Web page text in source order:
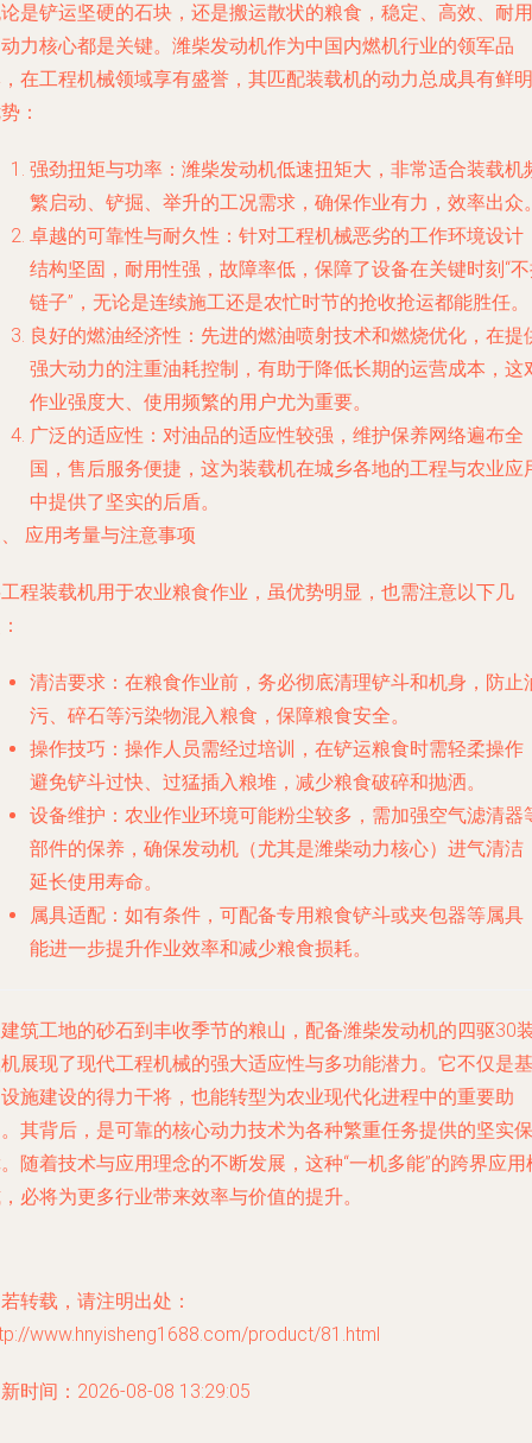
是铲运坚硬的石块，还是搬运散状的粮食，稳定、高效、耐用
力核心都是关键。潍柴发动机作为中国内燃机行业的领军品
在工程机械领域享有盛誉，其匹配装载机的动力总成具有鲜明
：
强劲扭矩与功率 ：潍柴发动机低速扭矩大，非常适合装载机
繁启动、铲掘、举升的工况需求，确保作业有力，效率出众
卓越的可靠性与耐久性 ：针对工程机械恶劣的工作环境设计
结构坚固，耐用性强，故障率低，保障了设备在关键时刻“
链子”，无论是连续施工还是农忙时节的抢收抢运都能胜任。
良好的燃油经济性 ：先进的燃油喷射技术和燃烧优化，在提
强大动力的注重油耗控制，有助于降低长期的运营成本，这
作业强度大、使用频繁的用户尤为重要。
广泛的适应性 ：对油品的适应性较强，维护保养网络遍布全
国，售后服务便捷，这为装载机在城乡各地的工程与农业应
中提供了坚实的后盾。
应用考量与注意事项
程装载机用于农业粮食作业，虽优势明显，也需注意以下几
清洁要求 ：在粮食作业前，务必彻底清理铲斗和机身，防止
污、碎石等污染物混入粮食，保障粮食安全。
操作技巧 ：操作人员需经过培训，在铲运粮食时需轻柔操作
避免铲斗过快、过猛插入粮堆，减少粮食破碎和抛洒。
设备维护 ：农业作业环境可能粉尘较多，需加强空气滤清器
部件的保养，确保发动机（尤其是潍柴动力核心）进气清洁
延长使用寿命。
属具适配 ：如有条件，可配备专用粮食铲斗或夹包器等属具
能进一步提升作业效率和减少粮食损耗。
筑工地的砂石到丰收季节的粮山，配备潍柴发动机的四驱30
展现了现代工程机械的强大适应性与多功能潜力。它不仅是基
施建设的得力干将，也能转型为农业现代化进程中的重要助
其背后，是可靠的核心动力技术为各种繁重任务提供的坚实保
随着技术与应用理念的不断发展，这种“一机多能”的跨界应用
必将为更多行业带来效率与价值的提升。
转载，请注明出处：
www.hnyisheng1688.com/product/81.html
时间：2026-08-08 13:29:05